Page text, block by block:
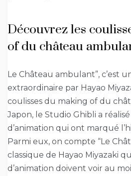
Découvrez les
of du château
Le Château ambulant”, c’est
extraordinaire par Hayao
coulisses du making of du
Japon, le Studio Ghibli a
d’animation qui ont marqué
Parmi eux, on compte “Le
classique de Hayao Miyazaki
d’animation doivent voir au